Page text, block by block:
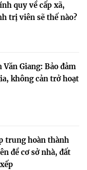
quy về cấp xã,
trị viên sẽ thế nào?
Giang: Bảo đảm
không cản trở hoạt
trung hoàn thành
đề cơ sở nhà, đất